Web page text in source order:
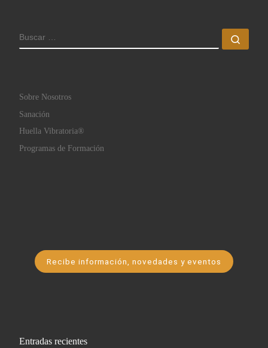
BUSCAR
Sobre Nosotros
Sanación
Huella Vibratoria®
Programas de Formación
Recibe información, novedades y eventos
Entradas recientes